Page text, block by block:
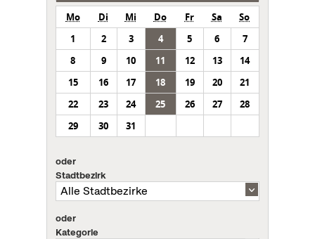
Mo Di Mi Do Fr Sa
So
1
2 3 4 5 6
7
8
9 10 11 12 13
14
15
16 17 18 19 20
21
22
23 24 25 26 27
28
29
30 31
oder
Stadtbezirk
oder
Kategorie